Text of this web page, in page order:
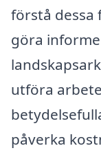
förstå dessa
göra
utföra
påverka